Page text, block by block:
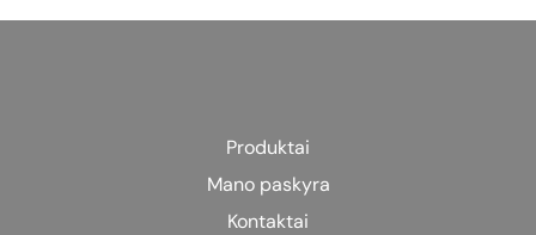
Produktai
Mano paskyra
Kontaktai